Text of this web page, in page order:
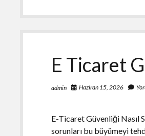
7
Kilo
E Ticaret
admin Haziran 15, 2026
E-Ticaret Güvenliği Nasıl
sorunları bu büyümeyi